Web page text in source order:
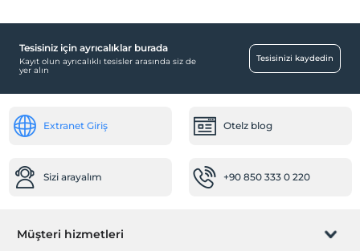
Tesisiniz için ayrıcalıklar burada
Kayıt olun ayrıcalıklı tesisler arasında siz de
yer alın
Tesisinizi kaydedin
Extranet Giriş Otelz blog
Sizi arayalım +90 850 333 0 220
Müşteri hizmetleri